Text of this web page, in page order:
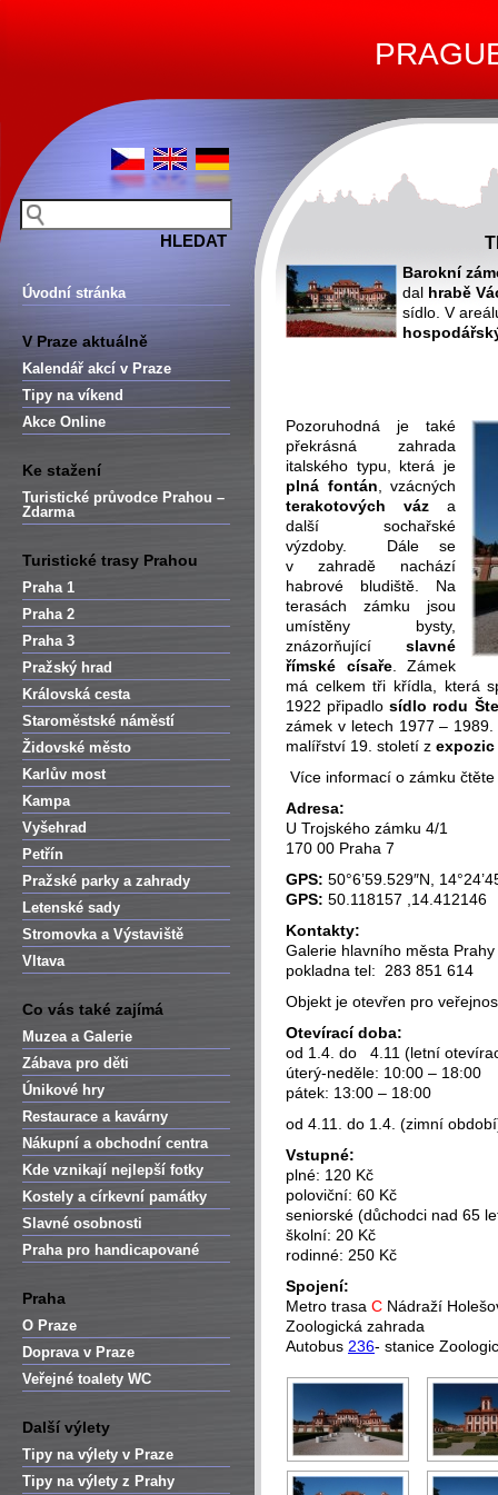
Úvodní stránka
V Praze aktuálně
Kalendář akcí v Praze
Tipy na víkend
Akce Online
Ke stažení
Turistické průvodce Prahou –
Zdarma
Turistické trasy Prahou
Praha 1
Praha 2
Praha 3
Pražský hrad
Královská cesta
Staroměstské náměstí
Židovské město
Karlův most
Kampa
Vyšehrad
Petřín
Pražské parky a zahrady
Letenské sady
Stromovka a Výstaviště
Vltava
Co vás také zajímá
Muzea a Galerie
Zábava pro děti
Únikové hry
Restaurace a kavárny
Nákupní a obchodní centra
Kde vznikají nejlepší fotky
Kostely a církevní památky
Slavné osobnosti
Praha pro handicapované
Praha
O Praze
Doprava v Praze
Veřejné toalety WC
Další výlety
Tipy na výlety v Praze
Tipy na výlety z Prahy
Barokní
dal hrabě
sídlo. V
Pozoruhodná je také
překrásná zahrada
italského typu, která je
plná fontán , vzácných
terakotových váz a
další sochařské
výzdoby. Dále se
v zahradě nachází
habrové bludiště. Na
terasách zámku jsou
umístěny bysty,
znázorňující slavné
římské císaře. Zámek
má celkem tři křídla, která
1922 připadlosídlo rodu
zámek v letech 1977 –
malířství 19. století z expozic
Více informací o zámku čtěte
Adresa:
U Trojského zámku 4/1
170 00 Praha 7
GPS: 50°6’59.529″N,
GPS: 50.118157 ,14.412146
Kontakty:
Galerie hlavního města Prahy
pokladna tel: 283 851 614
Objekt je otevřen pro
Otevírací doba:
od 1.4. do 4.11 (letní
úterý-neděle: 10:00 – 18:00
pátek: 13:00 – 18:00
od 4.11. do 1.4. (zimní
Vstupné:
plné: 120 Kč
poloviční: 60 Kč
seniorské (důchodci nad 65
školní: 20 Kč
rodinné: 250 Kč
Spojení:
Metro trasa C Nádraží
Zoologická zahrada
Autobus 236- stanice